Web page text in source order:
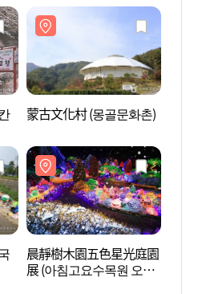
蒙古文化村 (몽골문화촌)
晨靜樹木園五色星光庭園
展 (아침고요수목원 오색